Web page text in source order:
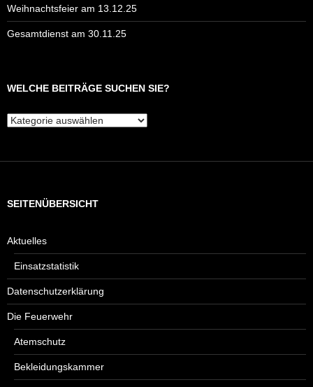
Weihnachtsfeier am 13.12.25
Gesamtdienst am 30.11.25
WELCHE BEITRÄGE SUCHEN SIE?
Welche
SEITENÜBERSICHT
Aktuelles
Einsatzstatistik
Datenschutzerklärung
Die Feuerwehr
Atemschutz
Bekleidungskammer